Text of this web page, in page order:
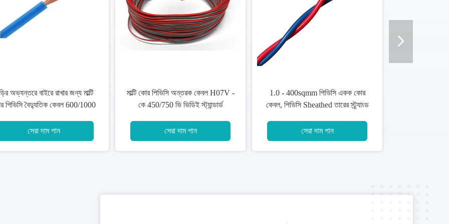
150sqmm পিভিসি ইনসুলেটেড কেবল
ওয়েম 70 ডিগ্রি কন্ডাক্টর টেম্প টুভ / কেমা
আর্মার্ড পিভিসি ইনসুলেটেড কপার কেবল 4
কোর 185 এসকিমি মাপসই ইস্পাত টেপ
ঘন কোর এসটিএ পিভিসি অন্তরক
+ 1 কোর ইস্পাত টেপ আর্মার্ড